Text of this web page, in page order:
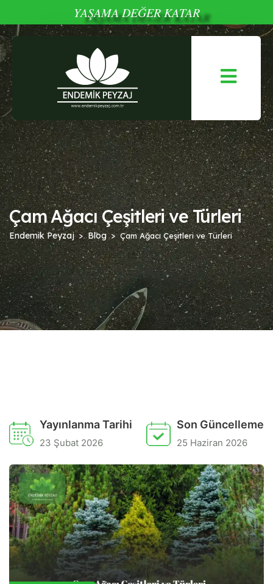
YAŞAMA DEĞER KATAR
Çam Ağacı Çeşitleri ve Türleri
Endemik Peyzaj Blog Çam Ağacı Çeşitleri ve Türleri
Yayınlanma Tarihi
23 Şubat 2026
Son Güncelleme
25 Haziran 2026